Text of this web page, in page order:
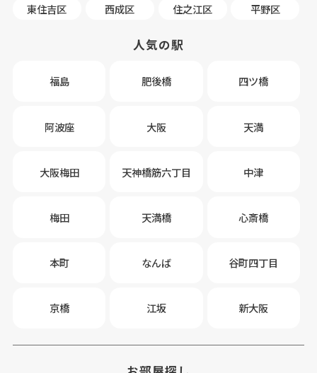
東住吉区
西成区 住之江区 平野区
人気の駅
福島 肥後橋 四ツ橋
阿波座 大阪 天満
大阪梅田 天神橋筋六丁目 中津
梅田 天満橋 心斎橋
本町 なんば 谷町四丁目
京橋 江坂 新大阪